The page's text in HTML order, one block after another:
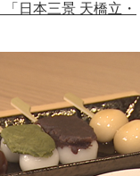
日本三景 天橋立・